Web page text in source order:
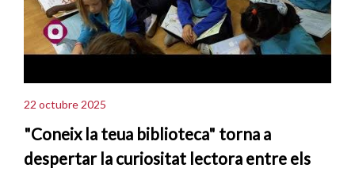
22 octubre 2025
"Coneix la teua biblioteca" torna a
despertar la curiositat lectora entre els